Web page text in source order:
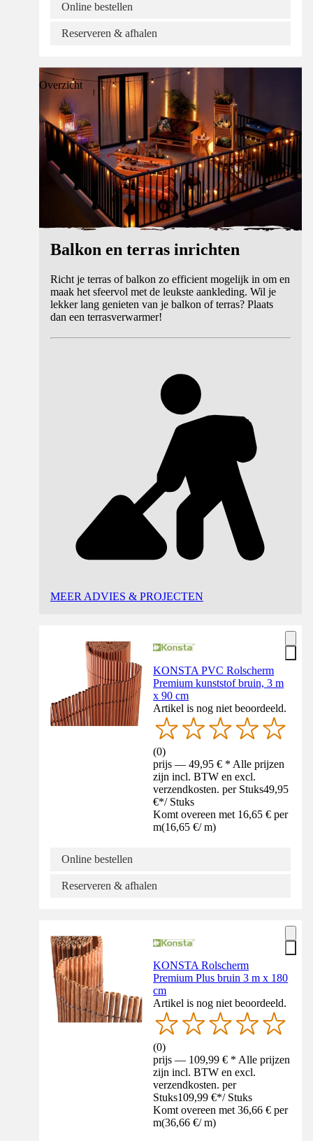
Online bestellen
Reserveren & afhalen
Overzicht
Balkon en terras inrichten
Richt je terras of balkon zo efficient mogelijk in om en
maak het sfeervol met de leukste aankleding. Wil je
lekker lang genieten van je balkon of terras? Plaats
dan een terrasverwarmer!
MEER ADVIES & PROJECTEN
KONSTA PVC Rolscherm
Premium kunststof bruin, 3 m
x 90 cm
Artikel is nog niet beoordeeld.
(0)
prijs — 49,95 € * Alle prijzen
zijn incl. BTW en excl.
verzendkosten. per Stuks49,95
€*/ Stuks
Komt overeen met 16,65 € per
m(16,65 €/ m)
Online bestellen
Reserveren & afhalen
KONSTA Rolscherm
Premium Plus bruin 3 m x 180
cm
Artikel is nog niet beoordeeld.
(0)
prijs — 109,99 € * Alle prijzen
zijn incl. BTW en excl.
verzendkosten. per
Stuks109,99 €*/ Stuks
Komt overeen met 36,66 € per
m(36,66 €/ m)